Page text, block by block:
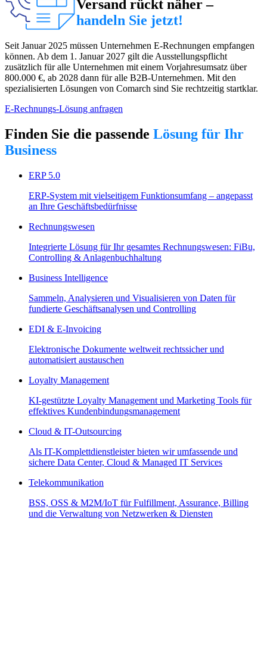
Versand rückt näher –
handeln Sie jetzt!
Seit Januar 2025 müssen Unternehmen E-Rechnungen empfangen
können. Ab dem 1. Januar 2027 gilt die Ausstellungspflicht
zusätzlich für alle Unternehmen mit einem Vorjahresumsatz über
800.000 €, ab 2028 dann für alle B2B-Unternehmen. Mit den
spezialisierten Lösungen von Comarch sind Sie rechtzeitig startklar.
E-Rechnungs-Lösung anfragen
Finden Sie die passende Lösung für Ihr
Business
ERP 5.0
ERP-System mit vielseitigem Funktionsumfang – angepasst
an Ihre Geschäftsbedürfnisse
Rechnungswesen
Integrierte Lösung für Ihr gesamtes Rechnungswesen: FiBu,
Controlling & Anlagenbuchhaltung
Business Intelligence
Sammeln, Analysieren und Visualisieren von Daten für
fundierte Geschäftsanalysen und Controlling
EDI & E-Invoicing
Elektronische Dokumente weltweit rechtssicher und
automatisiert austauschen
Loyalty Management
KI-gestützte Loyalty Management und Marketing Tools für
effektives Kundenbindungsmanagement
Cloud & IT-Outsourcing
Als IT-Komplettdienstleister bieten wir umfassende und
sichere Data Center, Cloud & Managed IT Services
Telekommunikation
BSS, OSS & M2M/IoT für Fulfillment, Assurance, Billing
und die Verwaltung von Netzwerken & Diensten